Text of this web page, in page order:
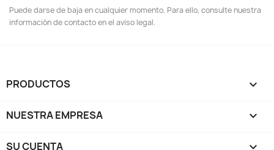
Puede darse de baja en cualquier momento. Para ello, consulte nuestra
información de contacto en el aviso legal.
PRODUCTOS 
NUESTRA EMPRESA 
SU CUENTA